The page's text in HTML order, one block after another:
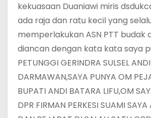
kekuasaan Duaniawi miris
ada raja dan ratu kecil yang
memperlakukan ASN PTT budak
diancan dengan kata kata saya
PETUNGGI GERINDRA SULSEL
DARMAWAN,SAYA PUNYA OM
BUPATI ANDI BATARA LIFU,OM
DPR FIRMAN PERKESI SUAMI SAYA